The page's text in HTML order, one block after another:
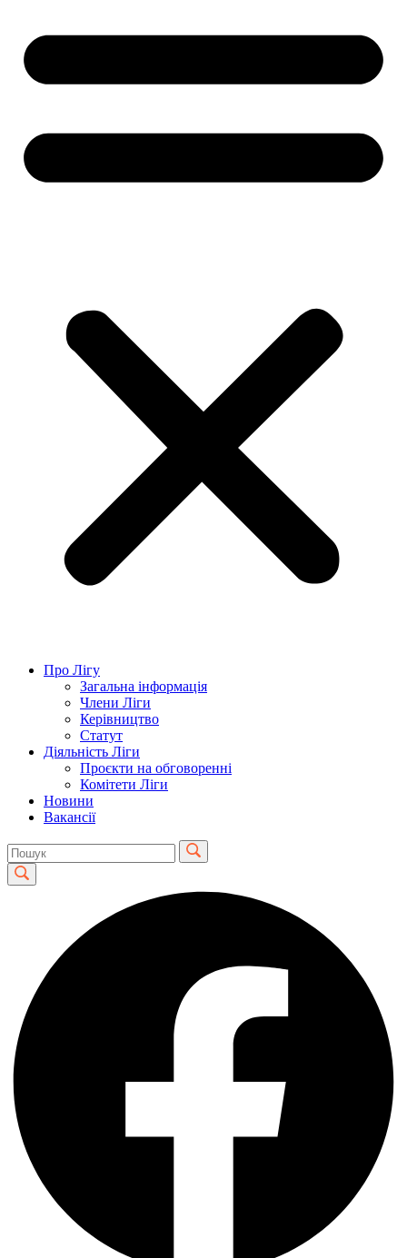
Про Лігу
Загальна інформація
Члени Ліги
Керівництво
Статут
Діяльність Ліги
Проєкти на обговоренні
Комітети Ліги
Новини
Вакансії